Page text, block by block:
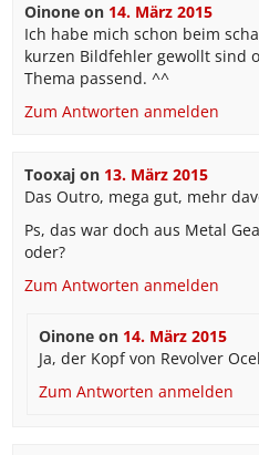
Oinoneon 14. März 2015
Ich habe mich schon beim
kurzen Bildfehler gewollt sind
Thema passend. ^^
Zum Antworten anmelden
Tooxajon 13. März 2015
Das Outro, mega gut, mehr
Ps, das war doch aus Metal
oder?
Zum Antworten anmelden
Oinone on 14. März 2015
Ja, der Kopf von Revolver
Zum Antworten anmelden